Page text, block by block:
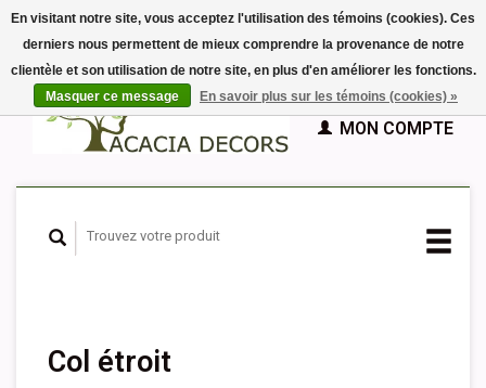
EUR
GBPFrançais
Nederlands
Español
PANIER (€0,00)
MON COMPTE
Col étroit
En visitant notre site, vous acceptez l'utilisation des témoins (cookies). Ces
derniers nous permettent de mieux comprendre la provenance de notre
clientèle et son utilisation de notre site, en plus d'en améliorer les fonctions.
Masquer ce message
En savoir plus sur les témoins (cookies) »